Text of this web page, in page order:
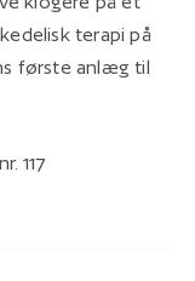
terapi på
første anlæg til
117